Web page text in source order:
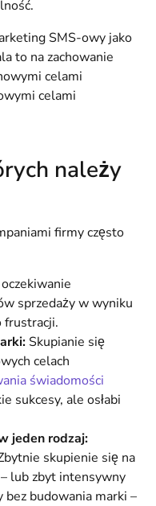
SMS-owy jako
to na zachowanie
celami
celami
należy
firmy często
oczekiwanie
sprzedaży w wyniku
frustracji.
Skupianie się
celach
świadomości
sukcesy, ale osłabi
jeden rodzaj:
skupienie się na
lub zbyt intensywny
budowania marki –